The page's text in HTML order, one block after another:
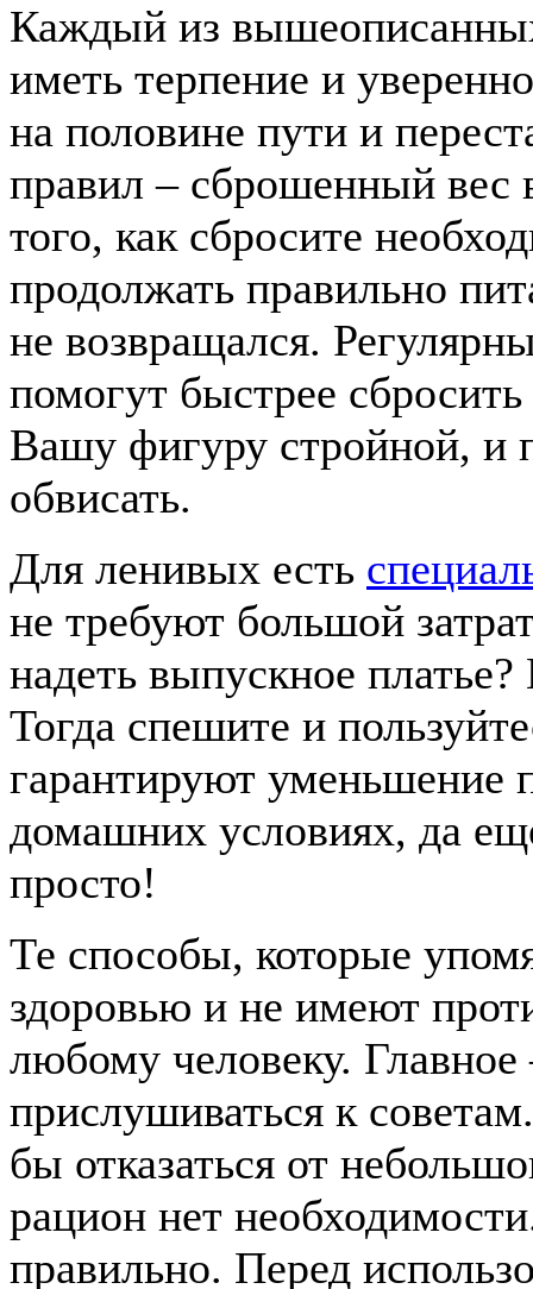
Каждый из
иметь терпение и
на половине пути и
правил – сброшенный вес
того, как сбросите
продолжать правильно
не возвращался.
помогут быстрее
Вашу фигуру стройной, и
обвисать.
Для ленивых есть
не требуют большой
надеть выпускное
Тогда спешите и
гарантируют уменьшение
домашних условиях, да
просто!
Те способы, которые
здоровью и не имеют
любому человеку. Главное
прислушиваться к
бы отказаться от
рацион нет
правильно. Перед